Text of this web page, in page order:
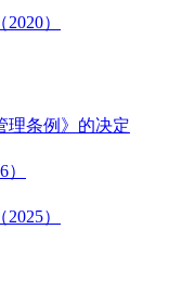
）
理条例》的决定
）